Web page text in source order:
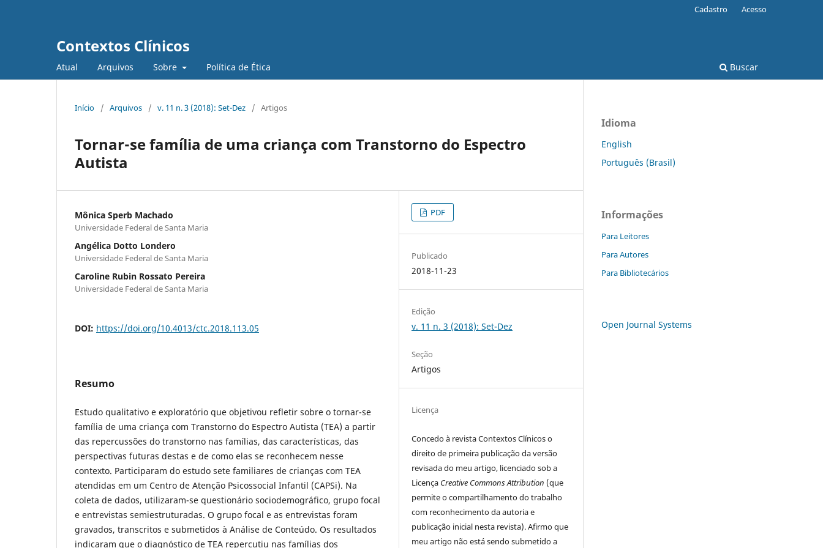
Contextos Clínicos
Atual Arquivos Sobre Política de Ética Buscar
Cadastro Acesso
Início / Arquivos / v. 11 n. 3 (2018): Set-Dez / Artigos
Tornar-se família de uma criança com Transtorno do Espectro
Autista
Mônica Sperb Machado
Universidade Federal de Santa Maria
Angélica Dotto Londero
Universidade Federal de Santa Maria
Caroline Rubin Rossato Pereira
Universidade Federal de Santa Maria
DOI: https://doi.org/10.4013/ctc.2018.113.05
Resumo
Estudo qualitativo e exploratório que objetivou refletir sobre o tornar-se
família de uma criança com Transtorno do Espectro Autista (TEA) a partir
das repercussões do transtorno nas famílias, das características, das
perspectivas futuras destas e de como elas se reconhecem nesse
contexto. Participaram do estudo sete familiares de crianças com TEA
atendidas em um Centro de Atenção Psicossocial Infantil (CAPSi). Na
coleta de dados, utilizaram-se questionário sociodemográfico, grupo focal
e entrevistas semiestruturadas. O grupo focal e as entrevistas foram
gravados, transcritos e submetidos à Análise de Conteúdo. Os resultados
indicaram que o diagnóstico de TEA repercutiu nas famílias dos
PDF
Publicado
2018-11-23
Edição
v. 11 n. 3 (2018): Set-Dez
Seção
Artigos
Licença
Concedo à revista Contextos Clínicos o
direito de primeira publicação da versão
revisada do meu artigo, licenciado sob a
Licença Creative Commons Attribution (que
permite o compartilhamento do trabalho
com reconhecimento da autoria e
publicação inicial nesta revista). Afirmo que
meu artigo não está sendo submetido a
Idioma
English
Português (Brasil)
Informações
Para Leitores
Para Autores
Para Bibliotecários
Open Journal Systems